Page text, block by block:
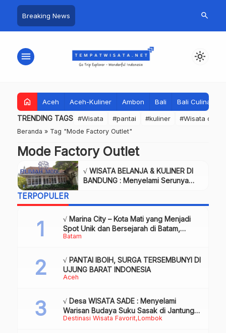
Breaking News search
menu light_mode
home Aceh Aceh-Kuliner Ambon Bali Bali Culinary
TRENDING TAGS #Wisata #pantai #kuliner #Wisata dan
Beranda » Tag "Mode Factory Outlet"
Mode Factory Outlet
√ WISATA BELANJA & KULINER DI
BANDUNG : Menyelami Serunya
TERPOPULER
Batam
√ Marina City – Kota Mati yang Menjadi
Spot Unik dan Bersejarah di Batam,
Review & Info
Aceh
√ PANTAI IBOIH, SURGA TERSEMBUNYI DI
UJUNG BARAT INDONESIA
Destinasi Wisata Favorit Lombok
√ Desa WISATA SADE : Menyelami
Warisan Budaya Suku Sasak di Jantung
Lombok